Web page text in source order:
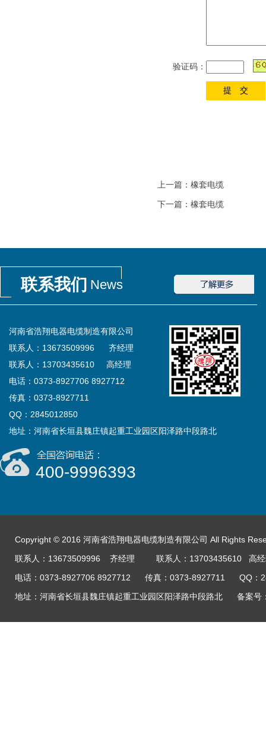
验证码：
上一篇： 橡套电缆
下一篇： 橡套电缆
联系我们 News
河南省浩翔电器电缆制造有限公司
联系人：13673509996 齐经理
联系人：13703435610 高经理
电话：0373-8927706 8927712
传真：0373-8927711
QQ：2845012850
地址：河南省长垣县魏庄镇起重工业园区阳泽路中段路北
400-9996393
Copyright © 2016 河南省浩翔电器电缆制造有限公司 All Rights
联系人：13673509996 齐经理 联系人：13703435610 高经
电话：0373-8927706 8927712 传真：0373-8927711 QQ
地址：河南省长垣县魏庄镇起重工业园区阳泽路中段路北 备案号